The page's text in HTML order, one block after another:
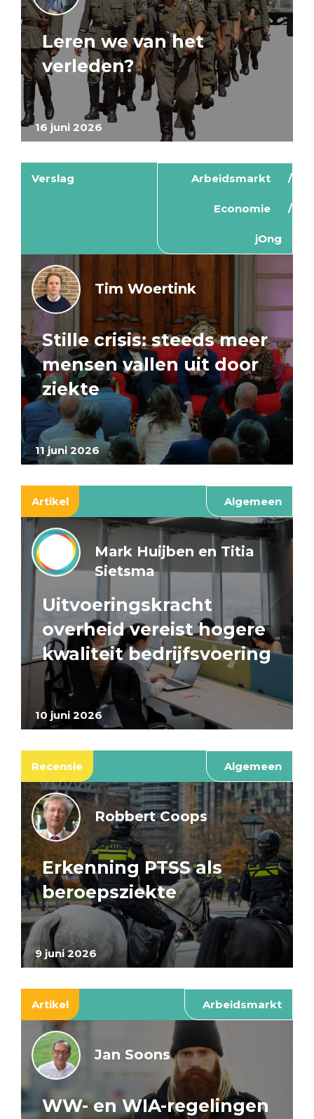
16 juni 2026
Leren we van het
verleden?
Verslag Arbeidsmarkt
Economie
jOng
11 juni 2026
Tim Woertink
Stille crisis: steeds meer
mensen vallen uit door
ziekte
Artikel Algemeen
10 juni 2026
Mark Huijben en Titia
Sietsma
Uitvoeringskracht
overheid vereist hogere
kwaliteit bedrijfsvoering
Recensie Algemeen
9 juni 2026
Robbert Coops
Erkenning PTSS als
beroepsziekte
Artikel Arbeidsmarkt
Jan Soons
WW- en WIA-regelingen